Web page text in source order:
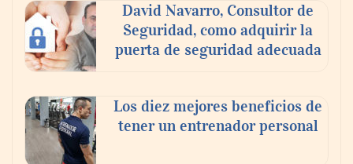
David Navarro, Consultor de
Seguridad, como adquirir la
puerta de seguridad adecuada
Los diez mejores beneficios de
tener un entrenador personal